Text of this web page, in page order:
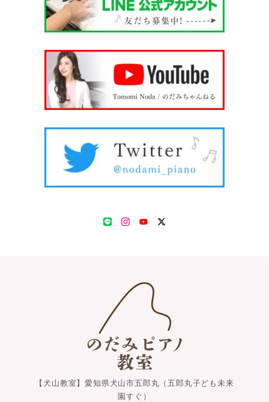
LINEInstagram
YouTube
【犬山教室】愛知県犬山市五郎丸（五郎丸子ども未来
園すぐ）